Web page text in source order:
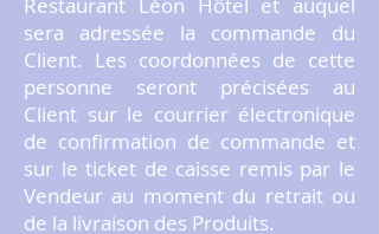
sera adressée la commande du
Client. Les coordonnées de cette
personne seront précisées au
Client sur le courrier électronique
de confirmation de commande et
sur le ticket de caisse remis par le
Vendeur au moment du retrait ou
de la livraison des Produits.